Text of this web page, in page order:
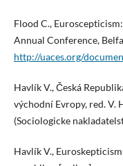
Flood C.,
Annual Conference,
http://uaces.org/
Havlík V., Česká
východní Evropy, red. V.
(Sociologicke
Havlík V.,